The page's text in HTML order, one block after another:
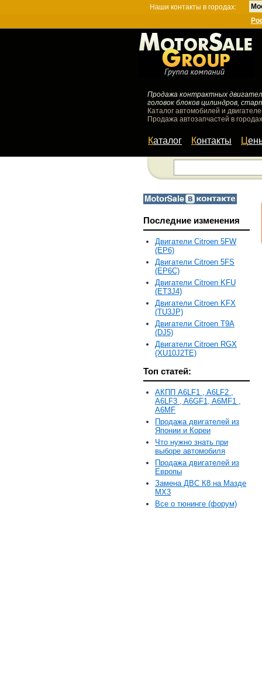
Наши контакты в городах:
Продажа контрактных
головок блоков цилиндров,
Каталог автомобилей и
Продажа автозапчастей в
Каталог Контакты
Последние изменения
Двигатели Citroen 5FW
(EP6)
Двигатели Citroen 5FS
(EP6C)
Двигатели Citroen KFU
(ET3J4)
Двигатели Citroen KFX
(TU3JP)
Двигатели Citroen T9A
(DJ5)
Двигатели Citroen RGX
(XU10J2TE)
Топ статей:
АКПП A6LF1 , A6LF2 ,
A6LF3 , A6GF1, A6MF1 ,
A6MF
Продажа двигателей из
Японии и Кореи
Что нужно знать при
выборе автомобиля
Продажа двигателей из
Европы
Замена ДВС К8 на Мазде
MX3
Все о тюнинге (форум)